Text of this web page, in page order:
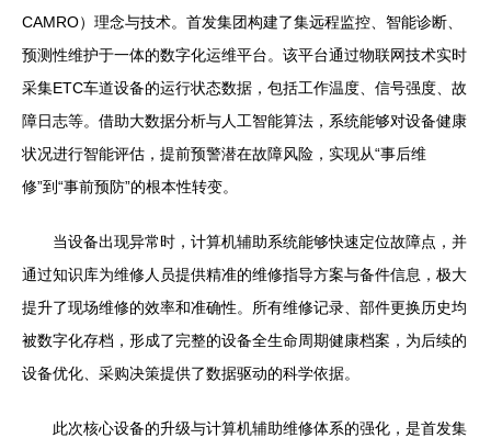
CAMRO）理念与技术。首发集团构建了集远程监控、智能诊断、
预测性维护于一体的数字化运维平台。该平台通过物联网技术实时
采集ETC车道设备的运行状态数据，包括工作温度、信号强度、故
障日志等。借助大数据分析与人工智能算法，系统能够对设备健康
状况进行智能评估，提前预警潜在故障风险，实现从“事后维
修”到“事前预防”的根本性转变。
当设备出现异常时，计算机辅助系统能够快速定位故障点，并
通过知识库为维修人员提供精准的维修指导方案与备件信息，极大
提升了现场维修的效率和准确性。所有维修记录、部件更换历史均
被数字化存档，形成了完整的设备全生命周期健康档案，为后续的
设备优化、采购决策提供了数据驱动的科学依据。
此次核心设备的升级与计算机辅助维修体系的强化，是首发集